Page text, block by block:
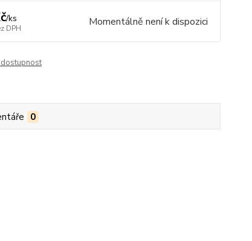
/ks
DPH Momentálně není k dispozici
0